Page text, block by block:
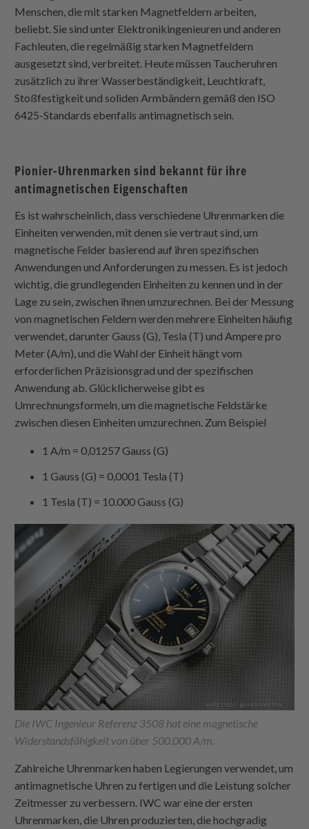
Menschen, die mit starken Magnetfeldern arbeiten,
beliebt. Sie sind unter Elektronikingenieuren und anderen
Fachleuten, die regelmäßig starken Magnetfeldern
ausgesetzt sind, verbreitet. Heute müssen Taucheruhren
zusätzlich zu ihrer Wasserbeständigkeit, Leuchtkraft,
Stoßfestigkeit und soliden Armbändern gemäß den ISO
6425-Standards ebenfalls antimagnetisch sein.
Pionier-Uhrenmarken sind bekannt für ihre
antimagnetischen Eigenschaften
Es ist wahrscheinlich, dass verschiedene Uhrenmarken die
Einheiten verwenden, mit denen sie vertraut sind, um
magnetische Felder basierend auf ihren spezifischen
Anwendungen und Anforderungen zu messen. Es ist jedoch
wichtig, die grundlegenden Einheiten zu kennen und in der
Lage zu sein, zwischen ihnen umzurechnen. Bei der Messung
von magnetischen Feldern werden mehrere Einheiten häufig
verwendet, darunter Gauss (G), Tesla (T) und Ampere pro
Meter (A/m), und die Wahl der Einheit hängt vom
erforderlichen Präzisionsgrad und der spezifischen
Anwendung ab. Glücklicherweise gibt es
Umrechnungsformeln, um die magnetische Feldstärke
zwischen diesen Einheiten umzurechnen. Zum Beispiel
1 A/m = 0,01257 Gauss (G)
1 Gauss (G) = 0,0001 Tesla (T)
1 Tesla (T) = 10.000 Gauss (G)
Die IWC Ingenieur Referenz 3508 hat eine magnetische
Widerstandsfähigkeit von über 500.000 A/m.
Zahlreiche Uhrenmarken haben Legierungen verwendet, um
antimagnetische Uhren zu fertigen und die Leistung solcher
Zeitmesser zu verbessern. IWC war eine der ersten
Uhrenmarken, die Uhren produzierten, die hochgradig